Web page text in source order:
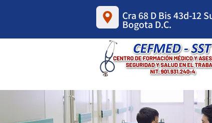
Cra 68 D Bis 43d-12
Bogota D.C.